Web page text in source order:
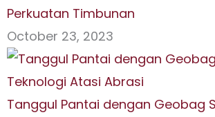
Perkuatan Timbunan
October 23, 2023
Tanggul Pantai dengan Geobag